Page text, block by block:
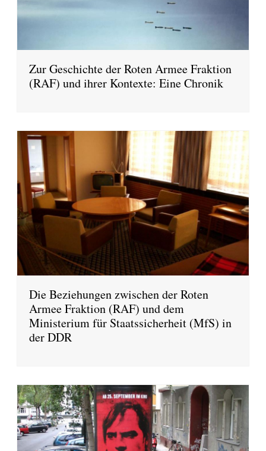
Zur Geschichte der Roten Armee Fraktion
(RAF) und ihrer Kontexte: Eine Chronik
Die Beziehungen zwischen der Roten
Armee Fraktion (RAF) und dem
Ministerium für Staatssicherheit (MfS) in
der DDR